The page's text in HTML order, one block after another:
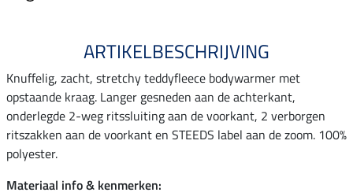
ARTIKELBESCHRIJVING
Knuffelig, zacht, stretchy teddyfleece bodywarmer met
opstaande kraag. Langer gesneden aan de achterkant,
onderlegde 2-weg ritssluiting aan de voorkant, 2 verborgen
ritszakken aan de voorkant en STEEDS label aan de zoom. 100%
polyester.
Materiaal info & kenmerken: